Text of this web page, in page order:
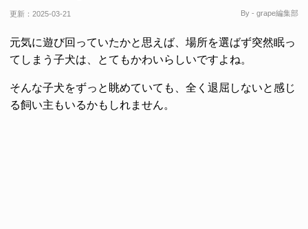
更新： 2025-03-21 By - grape編集部
元気に遊び回っていたかと思えば、場所を選ばず突然眠っ
てしまう子犬は、とてもかわいらしいですよね。
そんな子犬をずっと眺めていても、全く退屈しないと感じ
る飼い主もいるかもしれません。